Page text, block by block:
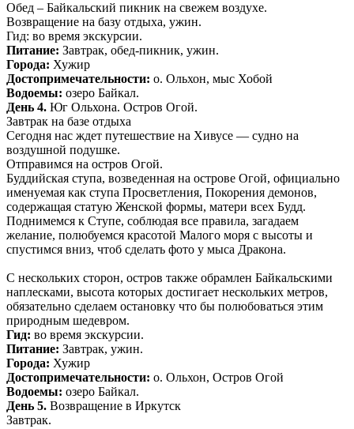
Обед – Байкальский пикник на свежем воздухе.
Возвращение на базу отдыха, ужин.
Гид: во время экскурсии.
Питание: Завтрак, обед-пикник, ужин.
Города: Хужир
Достопримечательности: о. Ольхон, мыс Хобой
Водоемы: озеро Байкал.
День 4. Юг Ольхона. Остров Огой.
Завтрак на базе отдыха
Сегодня нас ждет путешествие на Хивусе — судно на
воздушной подушке.
Отправимся на остров Огой.
Буддийская ступа, возведенная на острове Огой, официально
именуемая как ступа Просветления, Покорения демонов,
содержащая статую Женской формы, матери всех Будд.
Поднимемся к Ступе, соблюдая все правила, загадаем
желание, полюбуемся красотой Малого моря с высоты и
спустимся вниз, чтоб сделать фото у мыса Дракона.
С нескольких сторон, остров также обрамлен Байкальскими
наплесками, высота которых достигает нескольких метров,
обязательно сделаем остановку что бы полюбоваться этим
природным шедевром.
Гид: во время экскурсии.
Питание: Завтрак, ужин.
Города: Хужир
Достопримечательности: о. Ольхон, Остров Огой
Водоемы: озеро Байкал.
День 5. Возвращение в Иркутск
Завтрак.